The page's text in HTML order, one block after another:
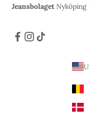
Jeansbolaget Nyköping